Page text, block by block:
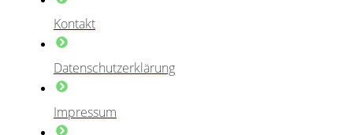
Kontakt
Datenschutzerklärung
Impressum